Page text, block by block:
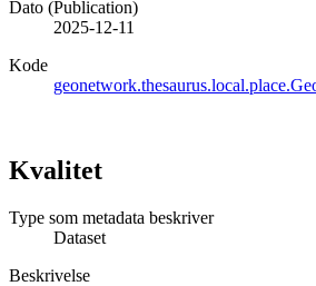
Dato (Publication)
2025-12-11
Kode
Kvalitet
Type som metadata beskriver
Dataset
Beskrivelse